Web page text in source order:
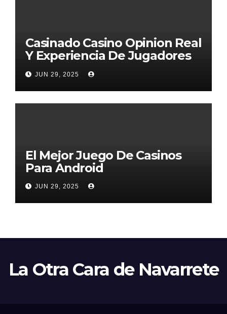
Casinado Casino Opinion Real
Y Experiencia De Jugadores
2026
JUN 29, 2025
El Mejor Juego De Casinos
Para Android
JUN 29, 2025
La Otra Cara de Navarrete